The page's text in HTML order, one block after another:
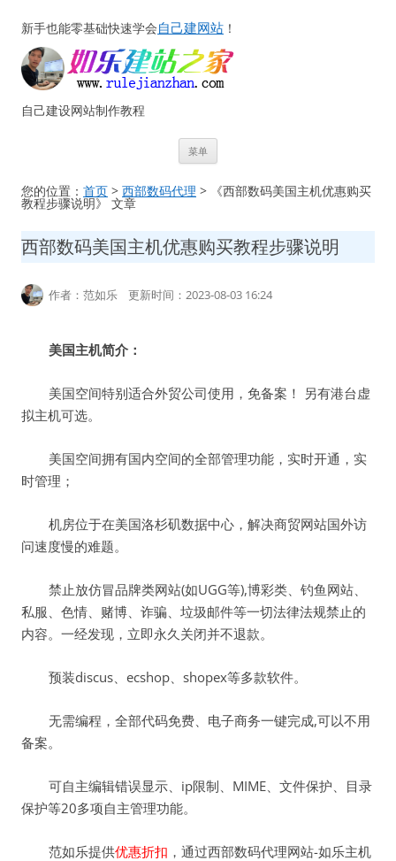
新手也能零基础快速学会自己建网站 ！
自己建设网站制作教程
菜单
文
您的位置： 首页 > 西部数码代理 > 《西部数码美国主机优惠购买
教程步骤说明》 文章
西部数码美国主机优惠购买教程步骤说明
作者：范如乐 更新时间：2023-08-03 16:24
美国主机简介：
美国空间特别适合外贸公司使用，免备案！ 另有港台虚
拟主机可选。
美国空间拥有国内空间的全部管理功能，实时开通，实
时管理；
机房位于在美国洛杉矶数据中心，解决商贸网站国外访
问速度慢的难题。
禁止放仿冒品牌类网站(如UGG等),博彩类、钓鱼网站、
私服、色情、赌博、诈骗、垃圾邮件等一切法律法规禁止的
内容。一经发现，立即永久关闭并不退款。
预装discus、ecshop、shopex等多款软件。
无需编程，全部代码免费、电子商务一键完成,可以不用
备案。
可自主编辑错误显示、ip限制、MIME、文件保护、目录
保护等20多项自主管理功能。
范如乐提供优惠折扣 ，通过西部数码代理网站-如乐主机